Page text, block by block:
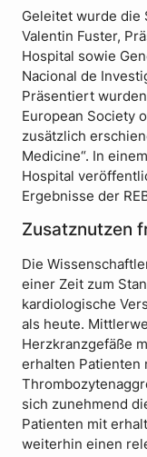
Geleitet wurde die
Valentin Fuster,
Hospital sowie
Nacional de
Präsentiert
European Society
zusätzlich
Medicine“. In
Hospital
Ergebnisse der
Zusatznutzen
Die
einer Zeit zum
kardiologische
als heute.
Herzkranzgefäße
erhalten Patienten
sich zunehmend
Patienten mit
weiterhin einen